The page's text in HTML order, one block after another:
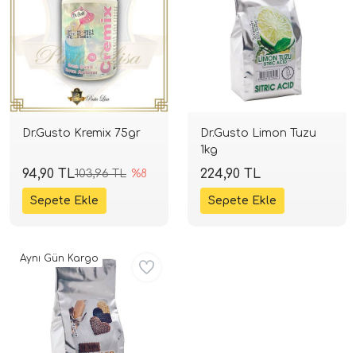
Dr.Gusto Kremix 75gr
103,96 TL %8
94,90 TL
Dr.Gusto Limon Tuzu
1kg
224,90 TL
Aynı Gün Kargo